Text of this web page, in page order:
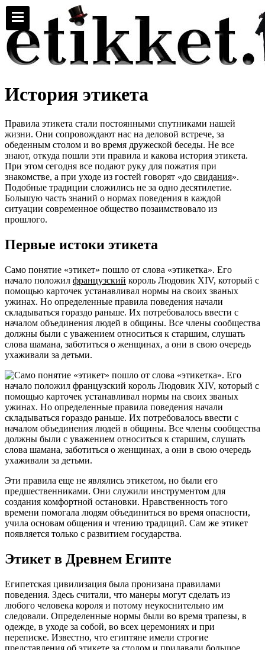
История этикета
Правила этикета стали постоянными спутниками нашей
жизни. Они сопровождают нас на деловой встрече, за
обеденным столом и во время дружеской беседы. Не все
знают, откуда пошли эти правила и какова история этикета.
При этом сегодня все подают руку для пожатия при
знакомстве, а при уходе из гостей говорят «до свидания».
Подобные традиции сложились не за одно десятилетие.
Большую часть знаний о нормах поведения в каждой
ситуации современное общество позаимствовало из
прошлого.
Первые истоки этикета
Само понятие «этикет» пошло от слова «этикетка». Его
начало положил французский король Людовик XIV, который с
помощью карточек устанавливал нормы на своих званых
ужинах. Но определенные правила поведения начали
складываться гораздо раньше. Их потребовалось ввести с
началом объединения людей в общины. Все члены сообщества
должны были с уважением относиться к старшим, слушать
слова шамана, заботиться о женщинах, а они в свою очередь
ухаживали за детьми.
Эти правила еще не являлись этикетом, но были его
предшественниками. Они служили инструментом для
создания комфортной остановки. Нравственность того
времени помогала людям объединиться во время опасности,
учила основам общения и чтению традиций. Сам же этикет
появляется только с развитием государства.
Этикет в Древнем Египте
Египетская цивилизация была пронизана правилами
поведения. Здесь считали, что манеры могут сделать из
любого человека короля и потому неукоснительно им
следовали. Определенные нормы были во время трапезы, в
одежде, в уходе за собой, во всех церемониях и при
переписке. Известно, что египтяне имели строгие
представления об этикете за столом и придавали большое